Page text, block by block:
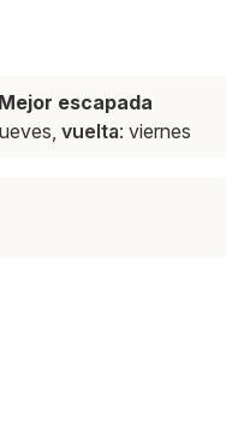
Mejor escapada
vuelta: viernes